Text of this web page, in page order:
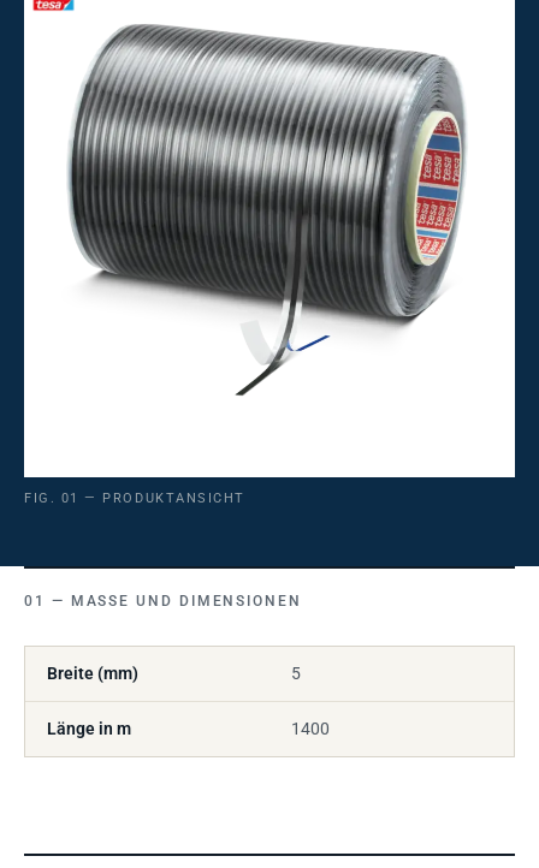
FIG. 01 — PRODUKTANSICHT
MASSE UND DIMENSIONEN
Breite (mm) 5
Länge in m 1400